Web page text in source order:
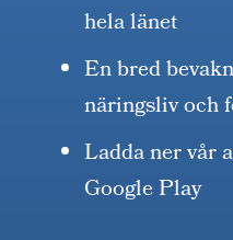
hela länet
En bred
näringsliv och
Ladda ner vår
Google Play